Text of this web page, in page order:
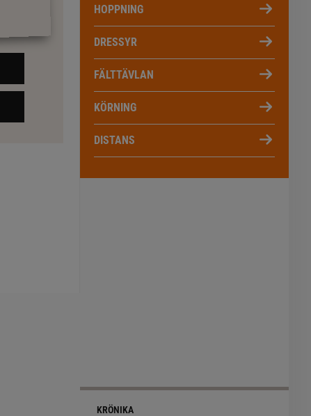
HOPPNING
DRESSYR
FÄLTTÄVLAN
KÖRNING
DISTANS
KRÖNIKA